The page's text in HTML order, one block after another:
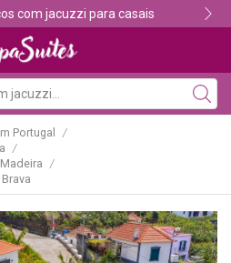
com jacuzzi para casais
Portugal /
/
/